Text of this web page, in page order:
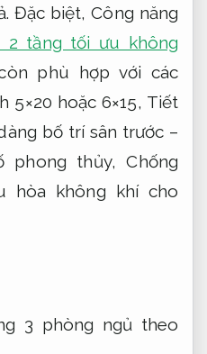
Đặc biệt,Công năng
2 tầng tối ưu không
phù hợp với các
5×20 hoặc 6×15, Tiết
bố trí sân trước –
phong thủy,Chống
hòa không khí cho